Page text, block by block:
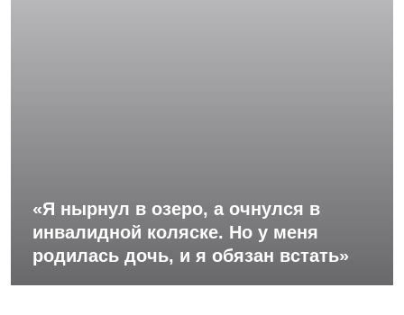
«Я нырнул в озеро, а очнулся в
инвалидной коляске. Но у меня
родилась дочь, и я обязан встать»